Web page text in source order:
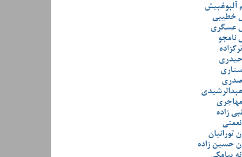
آلبوغبیش
خطیبی
عسگری
نامجو
زاده
تورانیان
حسین زاده